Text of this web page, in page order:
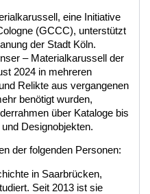
eine Initiative
(GCCC), unterstützt
der Stadt Köln.
– Materialkarussell der
2024 in mehreren
Relikte aus vergangenen
benötigt wurden,
über Kataloge bis
Designobjekten.
der folgenden Personen:
in Saarbrücken,
Seit 2013 ist sie